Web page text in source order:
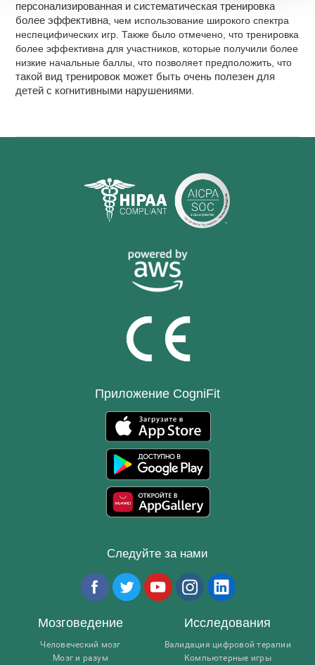
персонализированная и систематическая тренировка
более эффективна , чем использование широкого спектра
неспецифических игр. Также было отмечено, что тренировка
более эффективна для участников, которые получили более
низкие начальные баллы, что позволяет предположить, что
такой вид тренировок может быть очень полезен для
детей с когнитивными нарушениями
Приложение CogniFit
Следуйте за нами
Мозговедение
Человеческий мозг
Мозг и разум
Исследования
Валидация цифровой терапии
Компьютерные игры